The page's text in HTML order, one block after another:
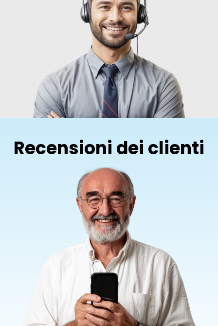
Recensioni dei clienti